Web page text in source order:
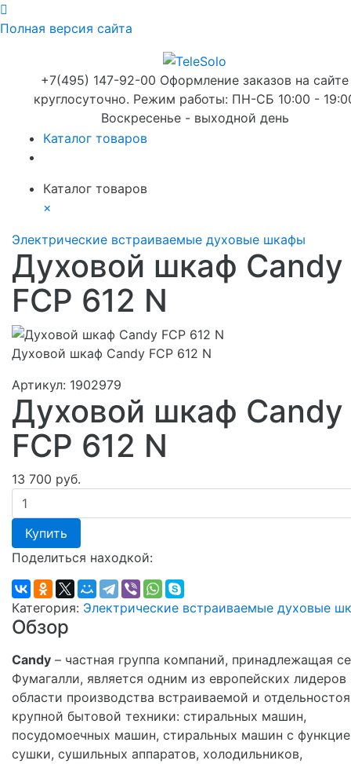
Полная версия сайта
+7(495) 147-92-00 Оформление заказов на сайте
круглосуточно. Режим работы: ПН-СБ 10:00 -
Воскресенье - выходной день
Каталог товаров
Каталог товаров
×
Электрические встраиваемые духовые шкафы
Духовой шкаф Candy
FCP 612 N
Духовой шкаф Candy FCP 612 N
Артикул: 1902979
Духовой шкаф Candy
FCP 612 N
13 700 руб.
Купить
Поделиться находкой:
Категория: Электрические встраиваемые духовые
Обзор
Candy – частная группа компаний, принадлежащая
Фумагалли, является одним из европейских лидеров
области производства встраиваемой и
крупной бытовой техники: стиральных машин,
посудомоечных машин, стиральных машин с
сушки, сушильных аппаратов, холодильников,